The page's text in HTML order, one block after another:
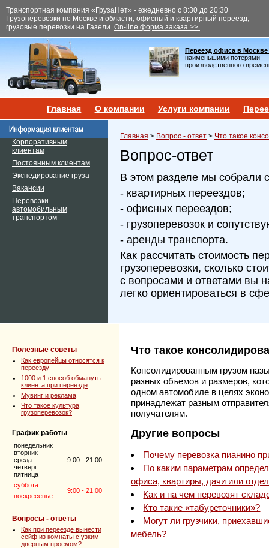
Транспортная компания «ГрузаНет» - ежедневно с 8:30 до 20:30
Грузоперевозки по Москве и области, офисный и квартирный переезд,
грузовые перевозки на Газели. On-line форма заказа >>
Переезд офиса в Москве
наименьшими потерями
производственного
Главная О компании Услуги компании
Корпоративным
клиентам
Постоянным клиентам
Экспедирование груза
Вакансии
Перевозки
автомобильным
транспортом
Главная > Вопрос - ответ > Что такое
Вопрос-ответ
В этом разделе мы собрали
- квартирных переездов;
- офисных переездов;
- грузоперевозок и
- аренды транспорта.
Как рассчитать стоимость
грузоперевозки, сколько
с вопросами и ответами вы
легко ориентироваться в
Полезные советы
Как европейцы относятся к
переезду
1000 и 1 способ обмануть
клиента при переезде
Мувинг и реклама
Что такое культура
грузоперевозок?
График работы
понедельник
вторник
среда
четверг
пятница
9:00 - 21:00
суббота
9:00 - 21:00
воскресенье
Вопросы - ответы
Как при переезде вынести
сейф из комнаты с узким
дверным проемом?
Что такое
Консолидированным грузом
разных объемов и размеров,
одном автомобиле в целях
принадлежат разным
получателям.
Другие вопросы
Почему перевозка пианино
По каким параметрам
офиса, квартиры, дачи или
Как и на чем перевозят
Кто такие «табуреточники»?
Могут ли грузчики,
мебель?